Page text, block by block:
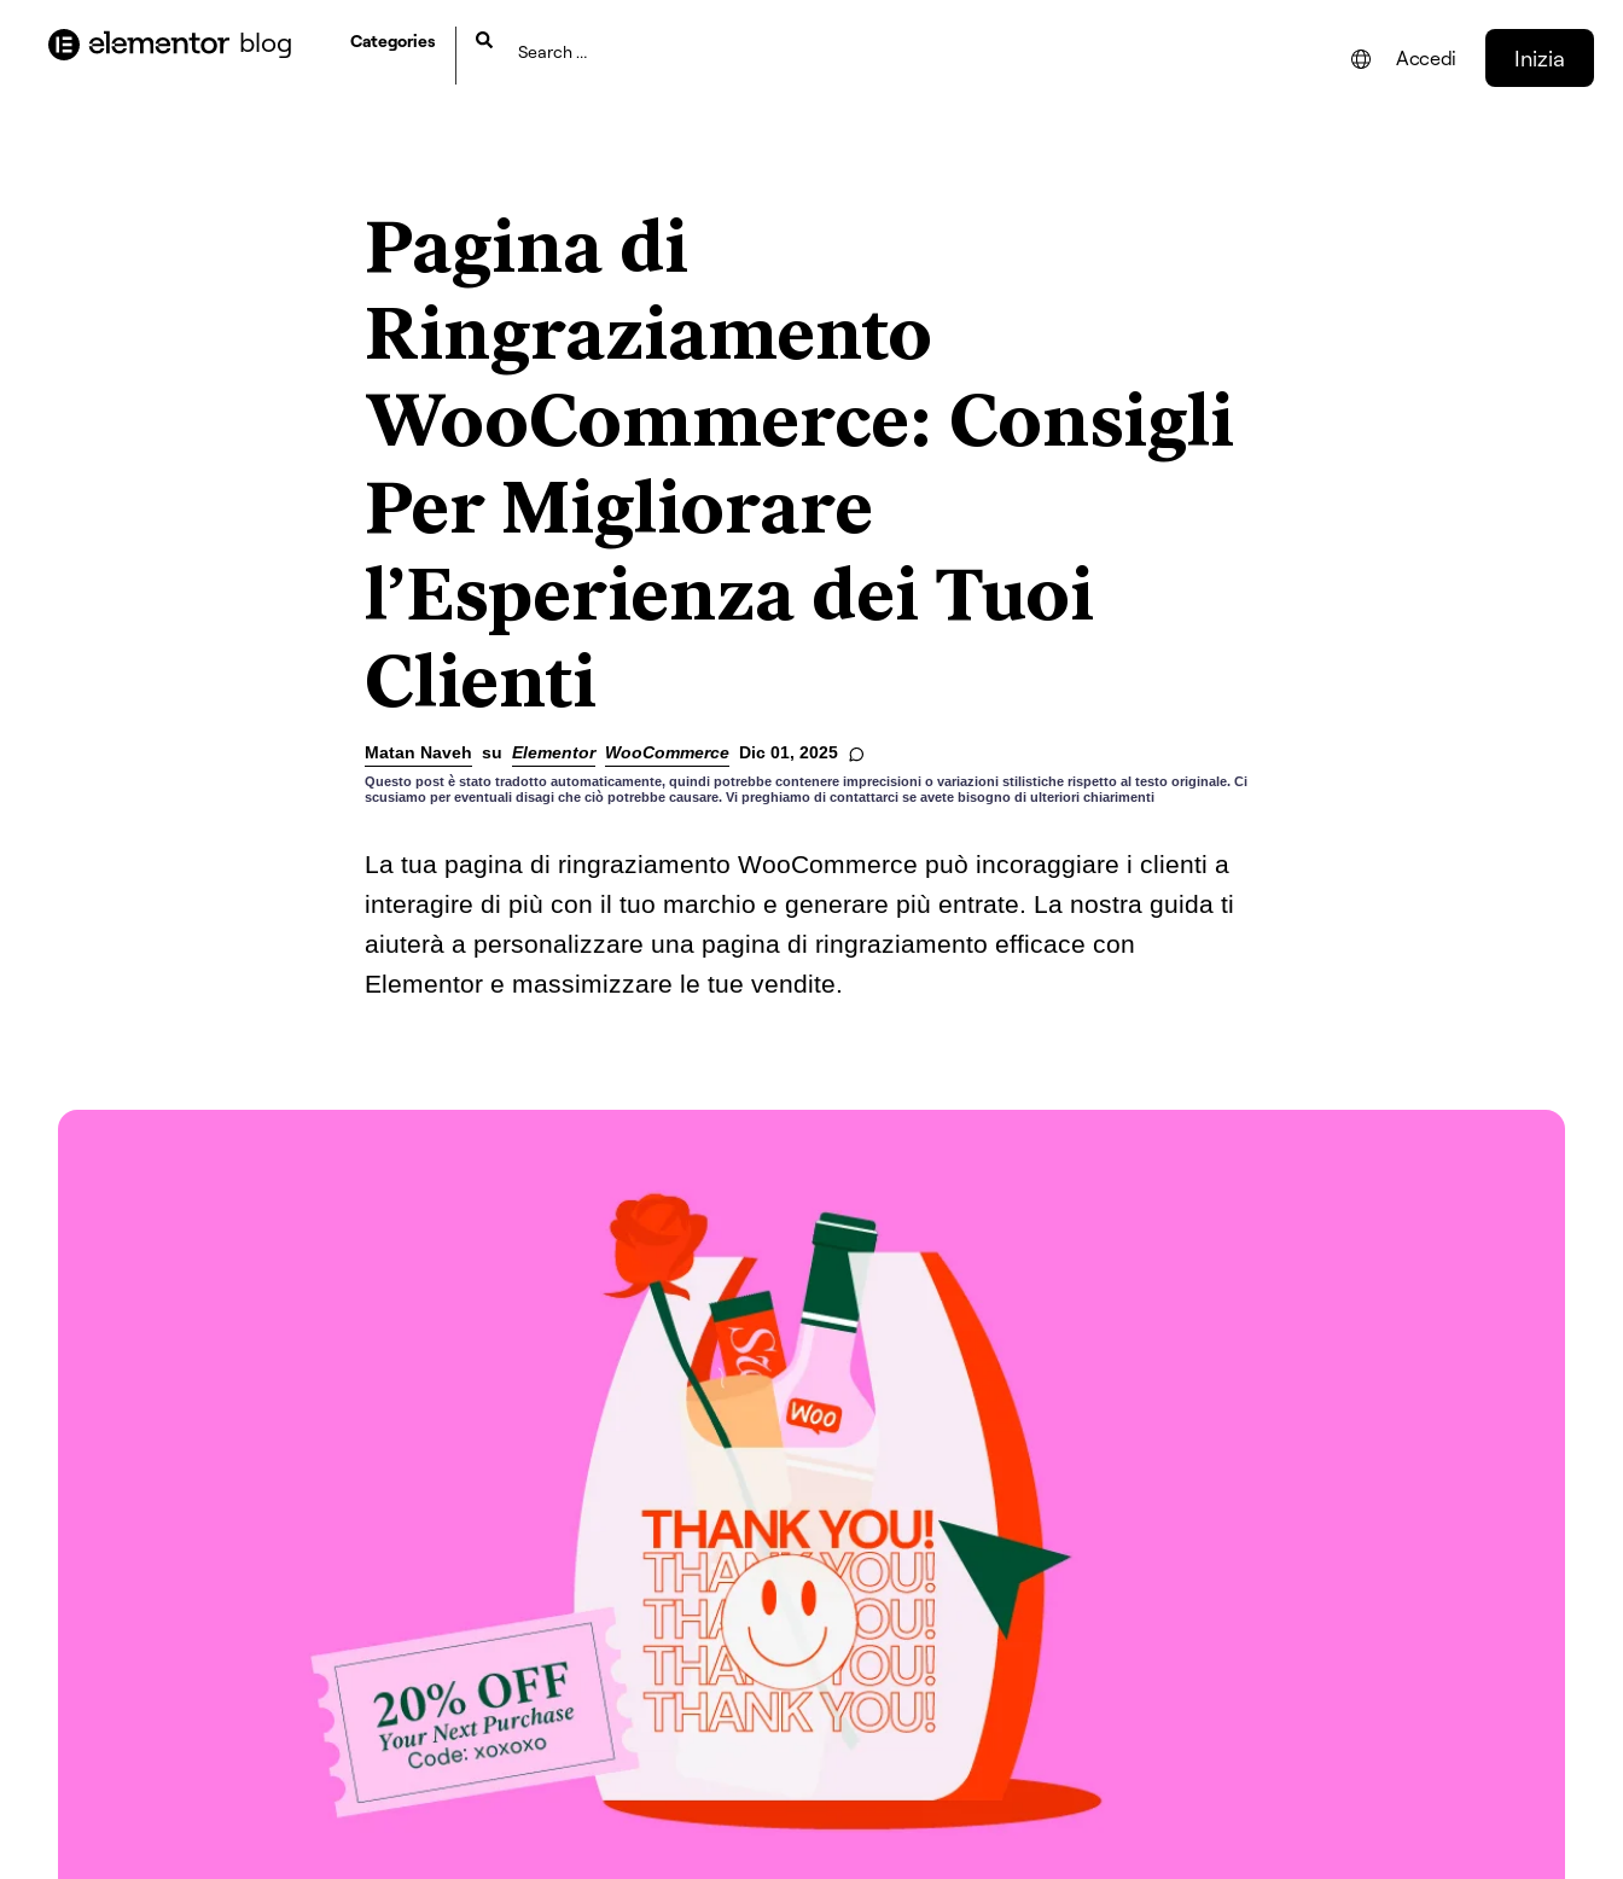
blog Categories
Accedi Inizia
Pagina di
Ringraziamento
WooCommerce: Consigli
Per Migliorare
l’Esperienza dei Tuoi
Clienti
Matan Naveh su Elementor WooCommerce Dic 01, 2025
Questo post è stato tradotto automaticamente, quindi potrebbe contenere imprecisioni o variazioni stilistiche rispetto al testo originale. Ci
scusiamo per eventuali disagi che ciò potrebbe causare. Vi preghiamo di contattarci se avete bisogno di ulteriori chiarimenti
La tua pagina di ringraziamento WooCommerce può incoraggiare i clienti a
interagire di più con il tuo marchio e generare più entrate. La nostra guida ti
aiuterà a personalizzare una pagina di ringraziamento efficace con
Elementor e massimizzare le tue vendite.